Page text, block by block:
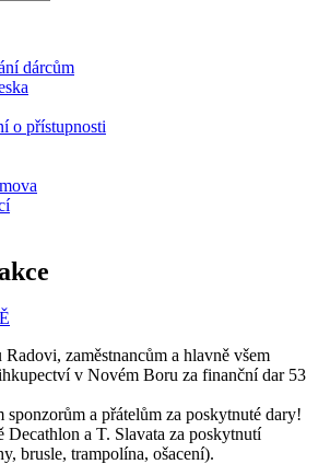
dárcům
o přístupnosti
zaměstnancům a hlavně všem
v Novém Boru za finanční dar 53
sponzorům a přátelům za poskytnuté dary!
Decathlon a T. Slavata za poskytnutí
brusle, trampolína, ošacení).